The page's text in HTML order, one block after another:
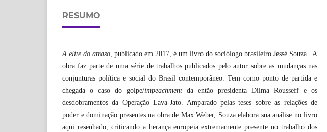
RESUMO
A elite do atraso, publicado em 2017, é um livro do sociólogo brasileiro Jessé Souza. A
obra faz parte de uma série de trabalhos publicados pelo autor sobre as mudanças nas
conjunturas política e social do Brasil contemporâneo. Tem como ponto de partida e
chegada o caso do golpe/impeachment da então presidenta Dilma Rousseff e os
desdobramentos da Operação Lava-Jato. Amparado pelas teses sobre as relações de
poder e dominação presentes na obra de Max Weber, Souza elabora sua análise no livro
aqui resenhado, criticando a herança europeia extremamente presente no trabalho dos